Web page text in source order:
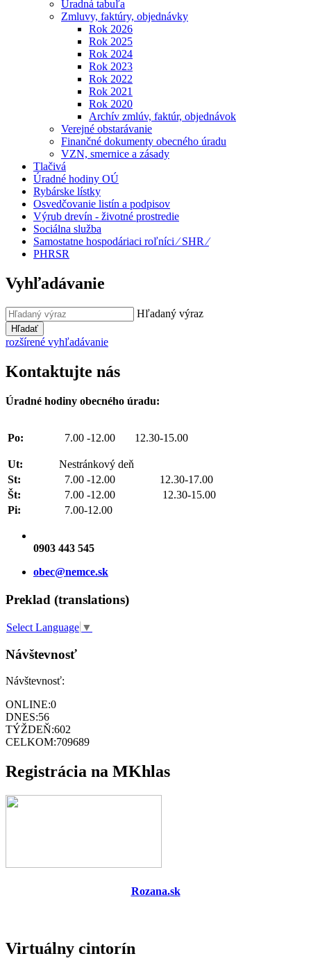
Úradná tabuľa
Zmluvy, faktúry, objednávky
Rok 2026
Rok 2025
Rok 2024
Rok 2023
Rok 2022
Rok 2021
Rok 2020
Archív zmlúv, faktúr, objednávok
Verejné obstarávanie
Finančné dokumenty obecného úradu
VZN, smernice a zásady
Tlačivá
Úradné hodiny OÚ
Rybárske lístky
Osvedčovanie listín a podpisov
Výrub drevín - životné prostredie
Sociálna služba
Samostatne hospodáriaci roľníci ⁄ SHR ⁄
PHRSR
Vyhľadávanie
Hľadaný výraz
Hľadať
rozšírené vyhľadávanie
Kontaktujte nás
Úradné hodiny obecného úradu:
Po: 7.00 -12.00 12.30-15.00
Ut:
Nestránkový deň
St:
7.00 -12.00 12.30-17.00
Št:
7.00 -12.00 12.30-15.00
Pi:
7.00-12.00
0903 443 545
obec@nemce.sk
Preklad (translations)
Select Language ▼
Návštevnosť
Návštevnosť:
ONLINE:0
DNES:56
TÝŽDEŇ:602
CELKOM:709689
Registrácia na MKhlas
Rozana.sk
Virtuálny cintorín